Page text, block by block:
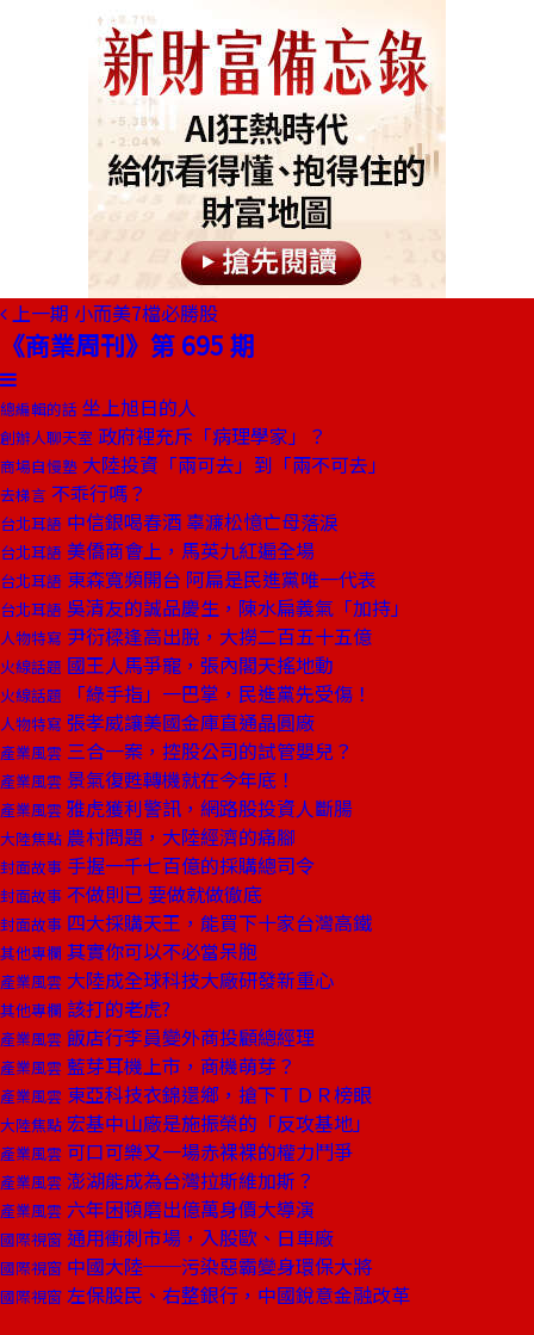
上一期 小而美7檔必勝股
《商業周刊》第 695 期
總編輯的話 坐上旭日的人
創辦人聊天室 政府裡充斥「病理學家」？
商場自慢塾 大陸投資「兩可去」到「兩不可去」
去梯言 不乖行嗎？
台北耳語 中信銀喝春酒 辜濂松憶亡母落淚
台北耳語 美僑商會上，馬英九紅遍全場
台北耳語 東森寬頻開台 阿扁是民進黨唯一代表
台北耳語 吳清友的誠品慶生，陳水扁義氣「加持」
人物特寫 尹衍樑逢高出脫，大撈二百五十五億
火線話題 國王人馬爭寵，張內閣天搖地動
火線話題 「綠手指」一巴掌，民進黨先受傷！
人物特寫 張孝威讓美國金庫直通晶圓廠
產業風雲 三合一案，控股公司的試管嬰兒？
產業風雲 景氣復甦轉機就在今年底！
產業風雲 雅虎獲利警訊，網路股投資人斷腸
大陸焦點 農村問題，大陸經濟的痛腳
封面故事 手握一千七百億的採購總司令
封面故事 不做則已 要做就做徹底
封面故事 四大採購天王，能買下十家台灣高鐵
其他專欄 其實你可以不必當呆胞
產業風雲 大陸成全球科技大廠研發新重心
其他專欄 該打的老虎?
產業風雲 飯店行李員變外商投顧總經理
產業風雲 藍芽耳機上市，商機萌芽？
產業風雲 東亞科技衣錦還鄉，搶下ＴＤＲ榜眼
大陸焦點 宏基中山廠是施振榮的「反攻基地」
產業風雲 可口可樂又一場赤裸裸的權力鬥爭
產業風雲 澎湖能成為台灣拉斯維加斯？
產業風雲 六年困頓磨出億萬身價大導演
國際視窗 通用衝刺市場，入股歐、日車廠
國際視窗 中國大陸──污染惡霸變身環保大將
國際視窗 左保股民、右整銀行，中國銳意金融改革